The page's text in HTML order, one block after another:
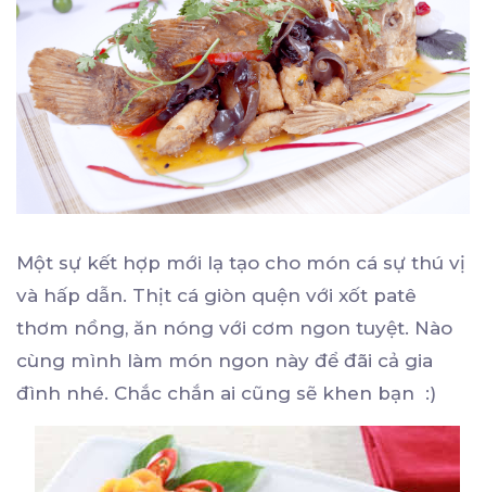
Một sự kết hợp mới lạ tạo cho món cá sự thú vị
và hấp dẫn. Thịt cá giòn quện với xốt patê
thơm nồng, ăn nóng với cơm ngon tuyệt. Nào
cùng mình làm món ngon này để đãi cả gia
đình nhé. Chắc chắn ai cũng sẽ khen bạn :)